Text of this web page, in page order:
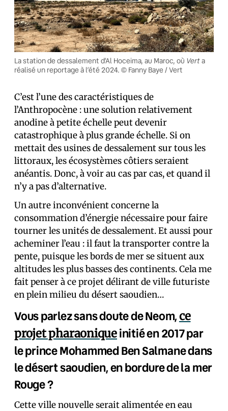
La station de dessalement d’Al Hoceima, au Maroc, où Verta
réalisé un reportage à l’été 2024. © Fanny Baye / Vert
C’est l’une des caractéristiques de
l’Anthropocène : une solution relativement
anodine à petite échelle peut devenir
catastrophique à plus grande échelle. Si on
mettait des usines de dessalement sur tous les
littoraux, les écosystèmes côtiers seraient
anéantis. Donc, à voir au cas par cas, et quand il
n’y a pas d’alternative.
Un autre inconvénient concerne la
consommation d’énergie nécessaire pour faire
tourner les unités de dessalement. Et aussi pour
acheminer l’eau : il faut la transporter contre la
pente, puisque les bords de mer se situent aux
altitudes les plus basses des continents. Cela me
fait penser à ce projet délirant de ville futuriste
en plein milieu du désert saoudien…
Vous parlez sans doute de Neom,ce
projet pharaoniqueinitié en 2017 par
le prince Mohammed Ben Salmane dans
le désert saoudien, en bordure de la mer
Rouge ?
Cette ville nouvelle serait alimentée en eau